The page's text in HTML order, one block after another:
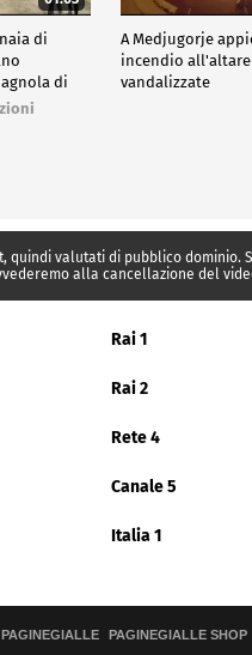
di
di
A Medjugorje
incendio
vandalizzate
quindi valutati di pubblico
alla cancellazione del
Rai 1
Rai 2
Rete 4
Canale 5
Italia 1
PAGINEGIALLE PAGINEGIALLE SHOP